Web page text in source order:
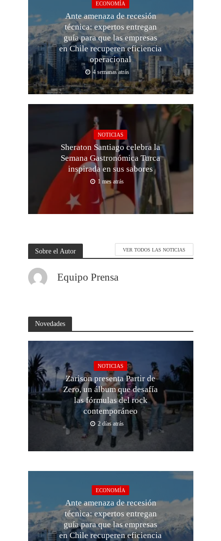
ECONOMÍA
Ante amenaza de recesión
técnica: expertos entregan
guía para que las empresas
en Chile recuperen eficiencia
operacional
4 semanas atrás
NOTICIAS
Sheraton Santiago celebra la
Semana Gastronómica Turca
inspirada en sus sabores
1 mes atrás
Sobre el Autor VER TODOS LAS NOTICIAS
Equipo Prensa
Novedades
NOTICIAS
Zarison presenta Partir de
Zero, un álbum que desafía
las fórmulas del rock
contemporáneo
2 días atrás
ECONOMÍA
Ante amenaza de recesión
técnica: expertos entregan
guía para que las empresas
en Chile recuperen eficiencia